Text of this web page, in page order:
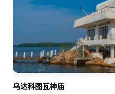
乌达科图瓦神庙